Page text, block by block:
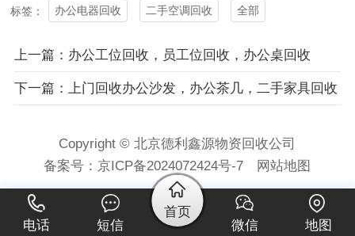
标签： 办公电器回收 二手空调回收 全部
上一篇：办公工位回收，员工位回收，办公桌回收
下一篇：上门回收办公沙发，办公茶几，二手家具回收
Copyright © 北京德利鑫源物资回收公司
备案号： 京ICP备2024072424号-7 网站地图
电话 短信
首页
微信
地图